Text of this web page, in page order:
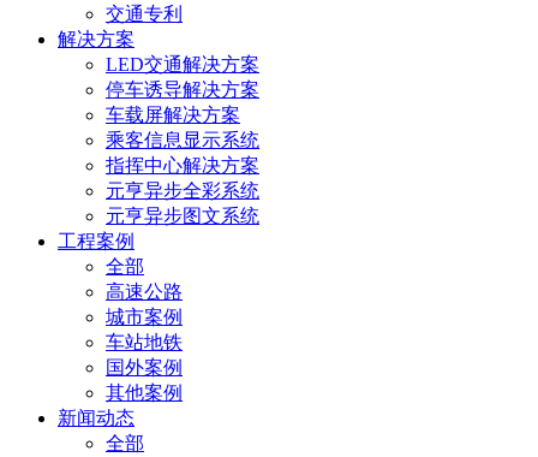
交通专利
解决方案
LED交通解决方案
停车诱导解决方案
车载屏解决方案
乘客信息显示系统
指挥中心解决方案
元亨异步全彩系统
元亨异步图文系统
工程案例
全部
高速公路
城市案例
车站地铁
国外案例
其他案例
新闻动态
全部